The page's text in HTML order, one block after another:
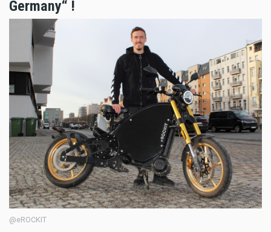
Germany“ !
@eROCKIT